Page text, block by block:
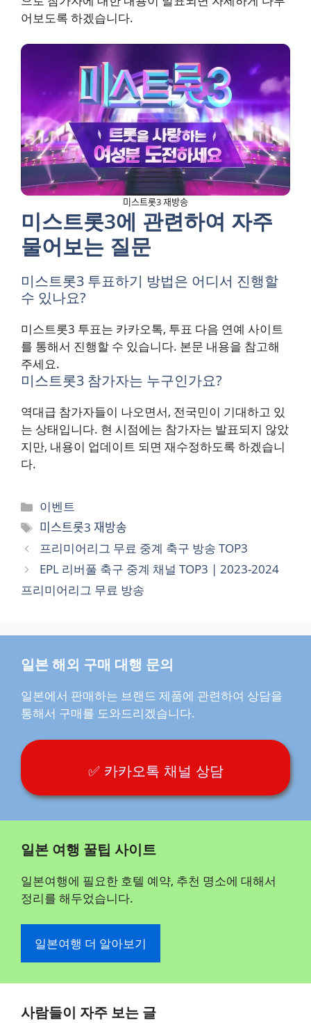
어보도록 하겠습니다.
미스트롯3 재방송
미스트롯3에 관련하여 자주
물어보는 질문
미스트롯3 투표하기 방법은 어디서 진행할
수 있나요?
미스트롯3 투표는 카카오톡, 투표 다음 연예 사이트
를 통해서 진행할 수 있습니다. 본문 내용을 참고해
주세요.
미스트롯3 참가자는 누구인가요?
역대급 참가자들이 나오면서, 전국민이 기대하고 있
는 상태입니다. 현 시점에는 참가자는 발표되지 않았
지만, 내용이 업데이트 되면 재수정하도록 하겠습니
다.
카
테
리
이벤트
태
그
미스트롯3 재방송
프리미어리그 무료 중계 축구 방송 TOP3
EPL 리버풀 축구 중계 채널 TOP3 | 2023-2024
프리미어리그 무료 방송
일본 해외 구매 대행 문의
일본에서 판매하는 브랜드 제품에 관련하여 상담을
통해서 구매를 도와드리겠습니다.
✅ 카카오톡 채널 상담
일본 여행 꿀팁 사이트
일본여행에 필요한 호텔 예약, 추천 명소에 대해서
정리를 해두었습니다.
일본여행 더 알아보기
사람들이 자주 보는 글